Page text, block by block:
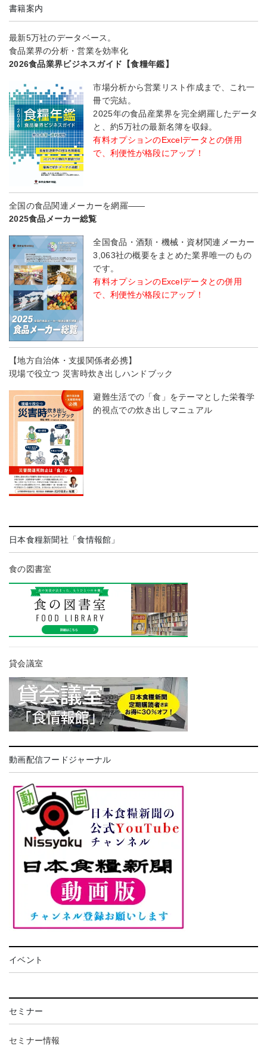
書籍案内
最新5万社のデータベース。
食品業界の分析・営業を効率化
2026食品業界ビジネスガイド【食糧年鑑】
市場分析から営業リスト作成まで、これ一
冊で完結。
2025年の食品産業界を完全網羅したデータ
と、約5万社の最新名簿を収録。
有料オプションのExcelデータとの併用
で、利便性が格段にアップ！
全国の食品関連メーカーを網羅――
2025食品メーカー総覧
全国食品・酒類・機械・資材関連メーカー
3,063社の概要をまとめた業界唯一のもの
です。
有料オプションのExcelデータとの併用
で、利便性が格段にアップ！
【地方自治体・支援関係者必携】
現場で役立つ 災害時炊き出しハンドブック
避難生活での「食」をテーマとした栄養学
的視点での炊き出しマニュアル
日本食糧新聞社「食情報館」
食の図書室
貸会議室
動画配信フードジャーナル
イベント
セミナー
セミナー情報